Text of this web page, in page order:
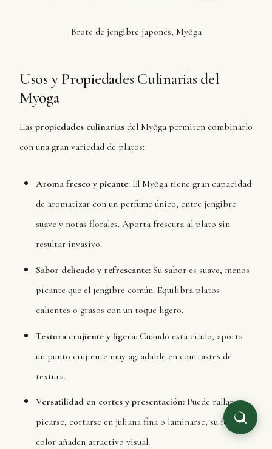
Brote de jengibre japonés, Myōga
Usos y Propiedades Culinarias del
Myōga
Las propiedades culinarias del Myōga permiten combinarlo
con una gran variedad de platos:
Aroma fresco y picante:El Myōga tiene gran capacidad
de aromatizar con un perfume único, entre jengibre
suave y notas florales. Aporta frescura al plato sin
resultar invasivo.
Sabor delicado y refrescante:Su sabor es suave, menos
picante que el jengibre común. Equilibra platos
calientes o grasos con un toque ligero.
Textura crujiente y ligera:Cuando está crudo, aporta
un punto crujiente muy agradable en contrastes de
textura.
Versatilidad en cortes y presentación: Puede rallarse,
picarse, cortarse en juliana fina o laminarse; su forma y
color añaden atractivo visual.